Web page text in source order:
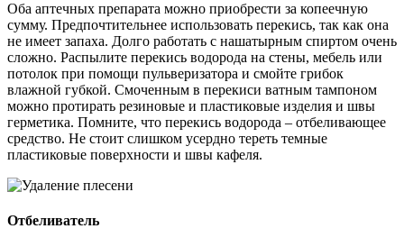
Оба аптечных препарата можно приобрести за копеечную
сумму. Предпочтительнее использовать перекись, так как она
не имеет запаха. Долго работать с нашатырным спиртом очень
сложно. Распылите перекись водорода на стены, мебель или
потолок при помощи пульверизатора и смойте грибок
влажной губкой. Смоченным в перекиси ватным тампоном
можно протирать резиновые и пластиковые изделия и швы
герметика. Помните, что перекись водорода – отбеливающее
средство. Не стоит слишком усердно тереть темные
пластиковые поверхности и швы кафеля.
Отбеливатель